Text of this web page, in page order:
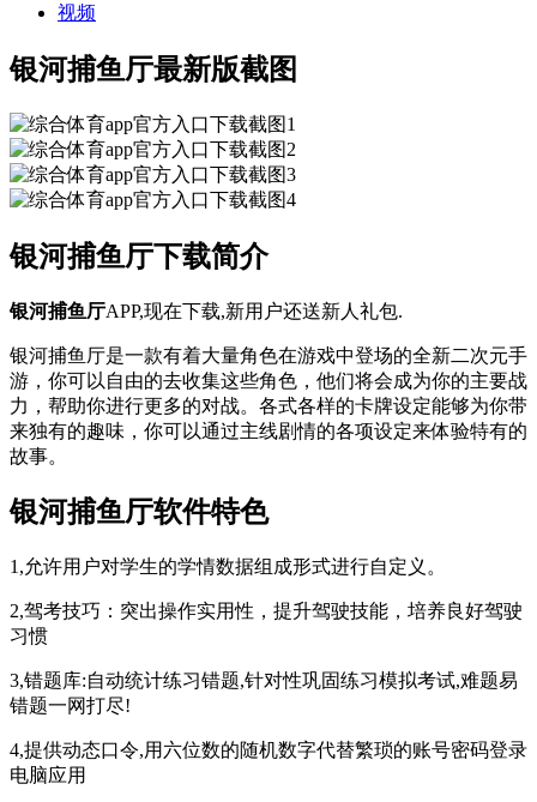
视频
银河捕鱼厅最新版截图
银河捕鱼厅下载简介
银河捕鱼厅APP,现在下载,新用户还送新人礼包.
银河捕鱼厅是一款有着大量角色在游戏中登场的全新二次元手
游，你可以自由的去收集这些角色，他们将会成为你的主要战
力，帮助你进行更多的对战。各式各样的卡牌设定能够为你带
来独有的趣味，你可以通过主线剧情的各项设定来体验特有的
故事。
银河捕鱼厅软件特色
1,允许用户对学生的学情数据组成形式进行自定义。
2,驾考技巧：突出操作实用性，提升驾驶技能，培养良好驾驶
习惯
3,错题库:自动统计练习错题,针对性巩固练习模拟考试,难题易
错题一网打尽!
4,提供动态口令,用六位数的随机数字代替繁琐的账号密码登录
电脑应用